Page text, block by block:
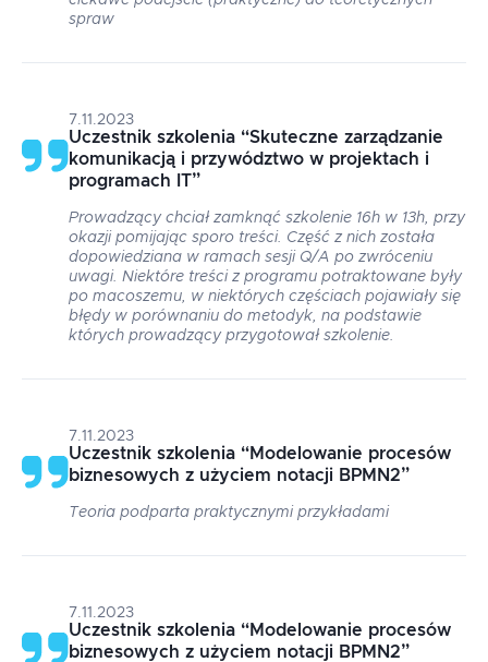
spraw
7.11.2023
Uczestnik szkolenia “Skuteczne zarządzanie
komunikacją i przywództwo w projektach i
programach IT”
Prowadzący chciał zamknąć szkolenie 16h w 13h, przy
okazji pomijając sporo treści. Część z nich została
dopowiedziana w ramach sesji Q/A po zwróceniu
uwagi. Niektóre treści z programu potraktowane były
po macoszemu, w niektórych częściach pojawiały się
błędy w porównaniu do metodyk, na podstawie
których prowadzący przygotował szkolenie.
7.11.2023
Uczestnik szkolenia “Modelowanie procesów
biznesowych z użyciem notacji BPMN2”
Teoria podparta praktycznymi przykładami
7.11.2023
Uczestnik szkolenia “Modelowanie procesów
biznesowych z użyciem notacji BPMN2”